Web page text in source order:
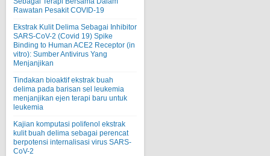
Rawatan Pesakit COVID-19
Ekstrak Kulit Delima Sebagai Inhibitor
SARS-CoV-2 (Covid 19) Spike
Binding to Human ACE2 Receptor (in
vitro): Sumber Antivirus Yang
Menjanjikan
Tindakan bioaktif ekstrak buah
delima pada barisan sel leukemia
menjanjikan ejen terapi baru untuk
leukemia
Kajian komputasi polifenol ekstrak
kulit buah delima sebagai perencat
berpotensi internalisasi virus SARS-
CoV-2